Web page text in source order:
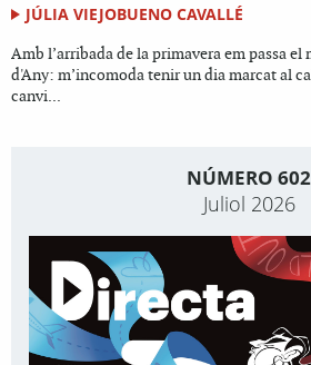
JÚLIA VIEJOBUENO CAVALLÉ
Amb l’arribada de la primavera em passa el
d'Any: m’incomoda tenir un dia marcat al
canvi...
NÚMERO 602
Juliol 2026